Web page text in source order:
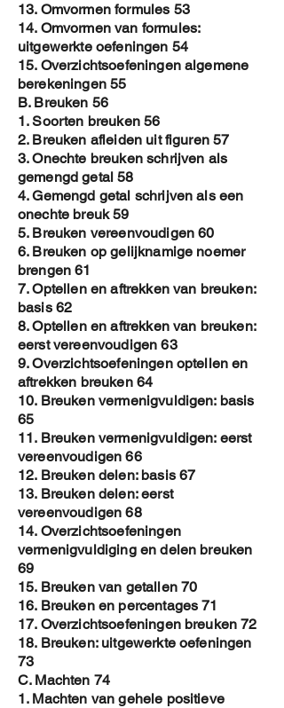
13. Omvormen formules 53
14. Omvormen van formules:
uitgewerkte oefeningen 54
15. Overzichtsoefeningen algemene
berekeningen 55
B. Breuken 56
1. Soorten breuken 56
2. Breuken afleiden uit figuren 57
3. Onechte breuken schrijven als
gemengd getal 58
4. Gemengd getal schrijven als een
onechte breuk 59
5. Breuken vereenvoudigen 60
6. Breuken op gelijknamige noemer
brengen 61
7. Optellen en aftrekken van breuken:
basis 62
8. Optellen en aftrekken van breuken:
eerst vereenvoudigen 63
9. Overzichtsoefeningen optellen en
aftrekken breuken 64
10. Breuken vermenigvuldigen: basis
65
11. Breuken vermenigvuldigen: eerst
vereenvoudigen 66
12. Breuken delen: basis 67
13. Breuken delen: eerst
vereenvoudigen 68
14. Overzichtsoefeningen
vermenigvuldiging en delen breuken
69
15. Breuken van getallen 70
16. Breuken en percentages 71
17. Overzichtsoefeningen breuken 72
18. Breuken: uitgewerkte oefeningen
73
C. Machten 74
1. Machten van gehele positieve